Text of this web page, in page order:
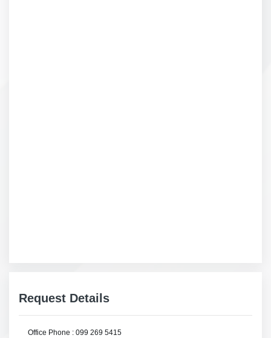
Request Details
Office Phone : 099 269 5415